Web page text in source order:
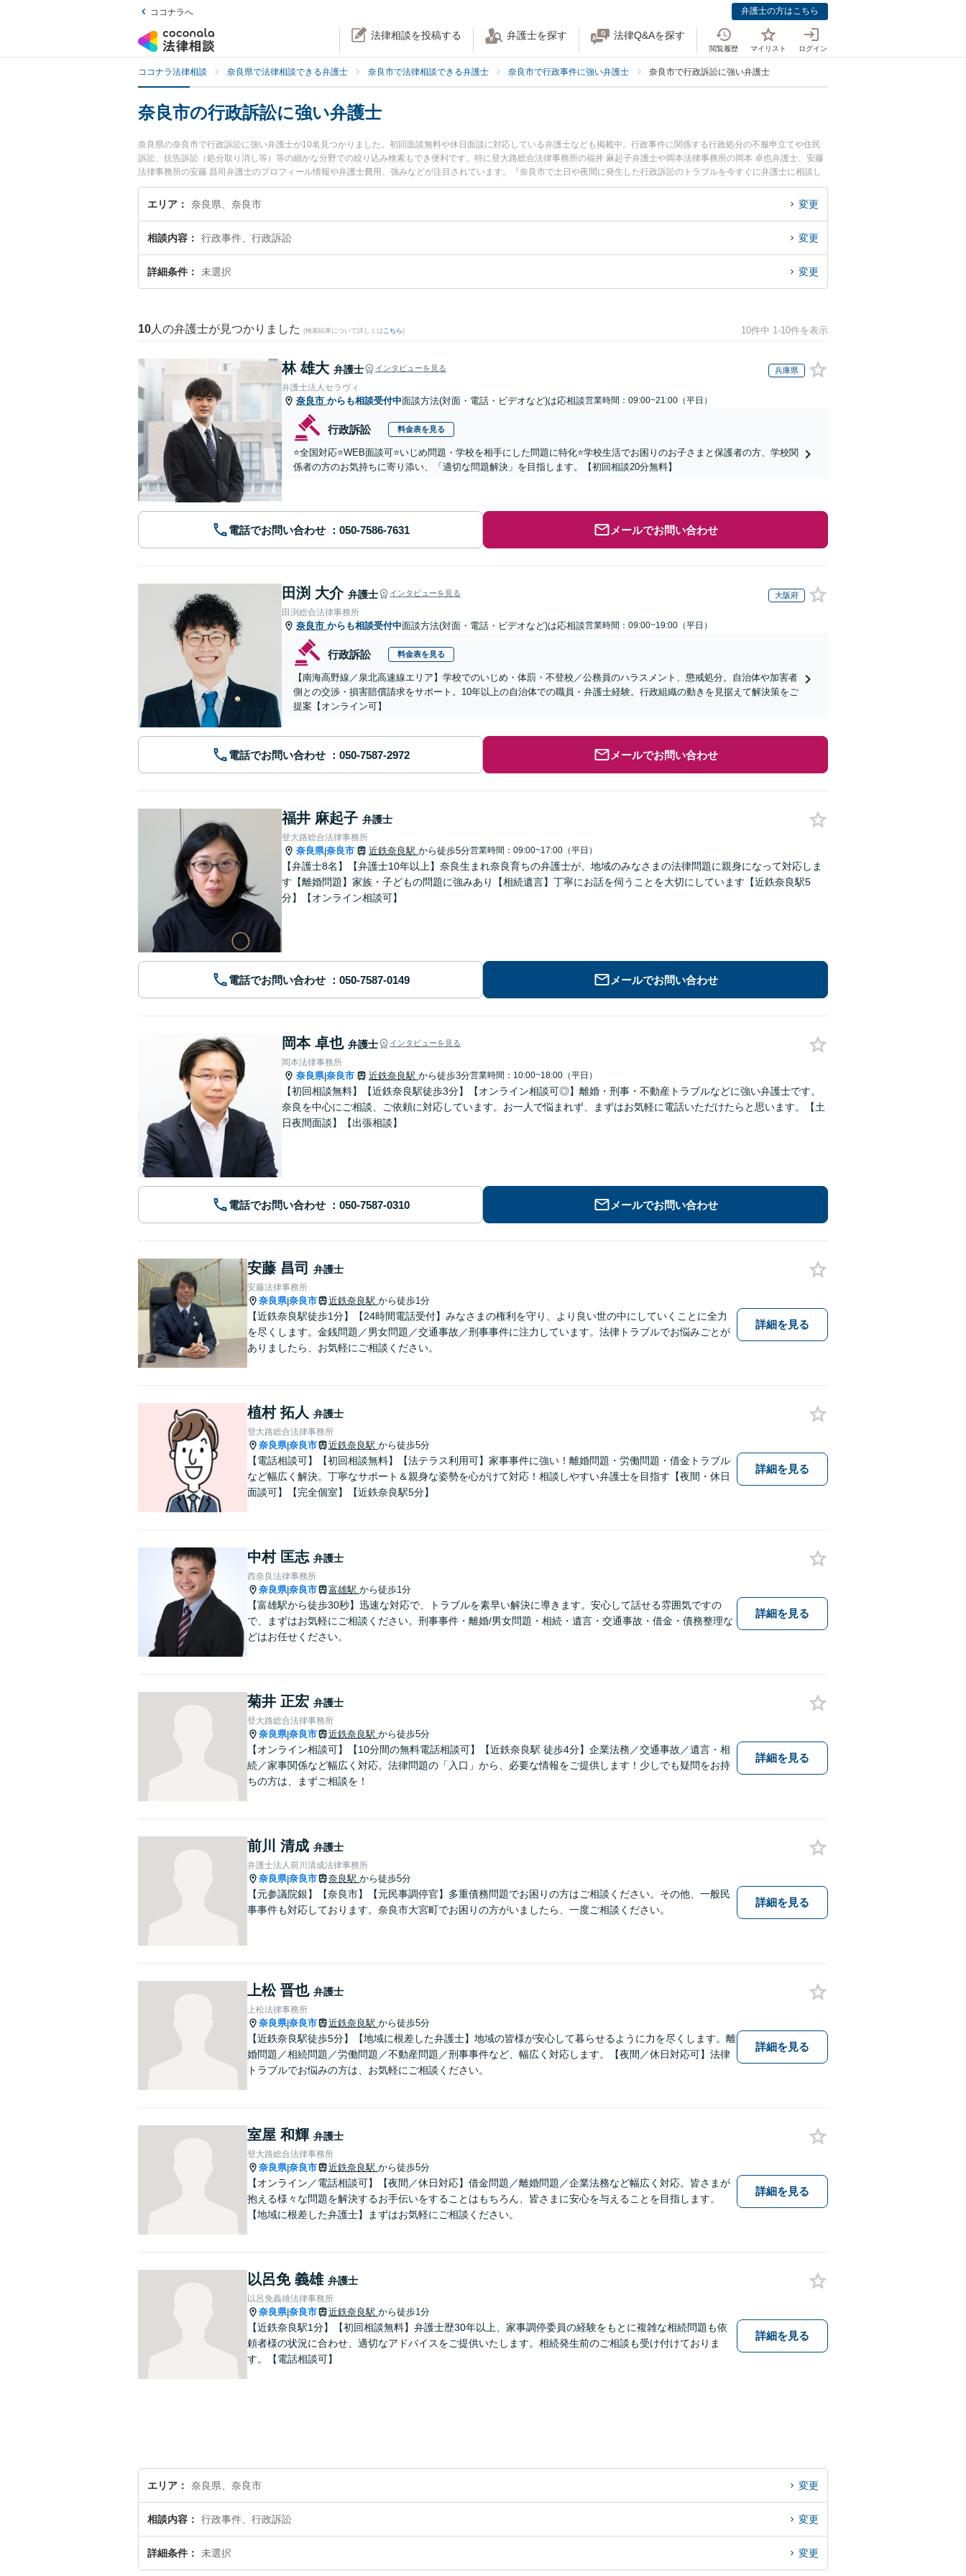
ココナラへ 弁護士の方はこちら
法律相談を投稿する 弁護士を探す 法律Q&Aを探す
閲覧履歴 マイリスト ログイン
ココナラ法律相談 奈良県で法律相談できる弁護士 奈良市で法律相談できる弁護士 奈良市で行政事件に強い弁護士 奈良市で行政訴訟に強い弁護士
奈良市の行政訴訟に強い弁護士
奈良県の奈良市で行政訴訟に強い弁護士が10名見つかりました。初回面談無料や休日面談に対応している弁護士なども掲載中。行政事件に関係する行政処分の不服申立てや住民
訴訟、抗告訴訟（処分取り消し等）等の細かな分野での絞り込み検索もでき便利です。特に登大路総合法律事務所の福井 麻起子弁護士や岡本法律事務所の岡本 卓也弁護士、安藤
法律事務所の安藤 昌司弁護士のプロフィール情報や弁護士費用、強みなどが注目されています。『奈良市で土日や夜間に発生した行政訴訟のトラブルを今すぐに弁護士に相談し
たい』『行政訴訟のトラブル解決の実績豊富な近くの弁護士を検索したい』『初回相談無料で行政訴訟を法律相談できる奈良市内の弁護士に相談予約したい』などでお困りの相談
者さんにおすすめです。
エリア 奈良県、奈良市 変更
相談内容 行政事件、行政訴訟 変更
詳細条件 未選択 変更
10 人の弁護士が見つかりました (検索結果について詳しくは こちら) 10件中 1-10件を表示
林 雄大 弁護士 インタビューを見る 兵庫県
弁護士法人セラヴィ
奈良市 からも相談受付中面談方法(対面・電話・ビデオなど)は応相談営業時間：09:00~21:00（平日）
行政訴訟 料金表を見る
⭐️全国対応⭐️WEB面談可⭐️いじめ問題・学校を相手にした問題に特化⭐️学校生活でお困りのお子さまと保護者の方、学校関
係者の方のお気持ちに寄り添い、「適切な問題解決」を目指します。【初回相談20分無料】
電話でお問い合わせ メールでお問い合わせ
田渕 大介 弁護士 インタビューを見る 大阪府
田渕総合法律事務所
奈良市 からも相談受付中面談方法(対面・電話・ビデオなど)は応相談営業時間：09:00~19:00（平日）
行政訴訟 料金表を見る
【南海高野線／泉北高速線エリア】学校でのいじめ・体罰・不登校／公務員のハラスメント、懲戒処分。自治体や加害者
側との交渉・損害賠償請求をサポート。10年以上の自治体での職員・弁護士経験。行政組織の動きを見据えて解決策をご
提案【オンライン可】
電話でお問い合わせ メールでお問い合わせ
福井 麻起子 弁護士
登大路総合法律事務所
奈良県|奈良市 近鉄奈良駅 から徒歩5分営業時間：09:00~17:00（平日）
【弁護士8名】【弁護士10年以上】奈良生まれ奈良育ちの弁護士が、地域のみなさまの法律問題に親身になって対応しま
す【離婚問題】家族・子どもの問題に強みあり【相続遺言】丁寧にお話を伺うことを大切にしています【近鉄奈良駅5
分】【オンライン相談可】
電話でお問い合わせ メールでお問い合わせ
岡本 卓也 弁護士 インタビューを見る
岡本法律事務所
奈良県|奈良市 近鉄奈良駅 から徒歩3分営業時間：10:00~18:00（平日）
【初回相談無料】【近鉄奈良駅徒歩3分】【オンライン相談可◎】離婚・刑事・不動産トラブルなどに強い弁護士です。
奈良を中心にご相談、ご依頼に対応しています。お一人で悩まれず、まずはお気軽に電話いただけたらと思います。【土
日夜間面談】【出張相談】
電話でお問い合わせ メールでお問い合わせ
安藤 昌司 弁護士
安藤法律事務所
奈良県|奈良市 近鉄奈良駅 から徒歩1分
【近鉄奈良駅徒歩1分】【24時間電話受付】みなさまの権利を守り、より良い世の中にしていくことに全力
を尽くします。金銭問題／男女問題／交通事故／刑事事件に注力しています。法律トラブルでお悩みごとが
ありましたら、お気軽にご相談ください。
詳細を見る
植村 拓人 弁護士
登大路総合法律事務所
奈良県|奈良市 近鉄奈良駅 から徒歩5分
【電話相談可】【初回相談無料】【法テラス利用可】家事事件に強い！離婚問題・労働問題・借金トラブル
など幅広く解決。丁寧なサポート＆親身な姿勢を心がけて対応！相談しやすい弁護士を目指す【夜間・休日
面談可】【完全個室】【近鉄奈良駅5分】
詳細を見る
中村 匡志 弁護士
西奈良法律事務所
奈良県|奈良市 富雄駅 から徒歩1分
【富雄駅から徒歩30秒】迅速な対応で、トラブルを素早い解決に導きます。安心して話せる雰囲気ですの
で、まずはお気軽にご相談ください。刑事事件・離婚/男女問題・相続・遺言・交通事故・借金・債務整理な
どはお任せください。
詳細を見る
菊井 正宏 弁護士
登大路総合法律事務所
奈良県|奈良市 近鉄奈良駅 から徒歩5分
【オンライン相談可】【10分間の無料電話相談可】【近鉄奈良駅 徒歩4分】企業法務／交通事故／遺言・相
続／家事関係など幅広く対応。法律問題の「入口」から、必要な情報をご提供します！少しでも疑問をお持
ちの方は、まずご相談を！
詳細を見る
前川 清成 弁護士
弁護士法人前川清成法律事務所
奈良県|奈良市 奈良駅 から徒歩5分
【元参議院銀】【奈良市】【元民事調停官】多重債務問題でお困りの方はご相談ください。その他、一般民
事事件も対応しております。奈良市大宮町でお困りの方がいましたら、一度ご相談ください。
詳細を見る
上松 晋也 弁護士
上松法律事務所
奈良県|奈良市 近鉄奈良駅 から徒歩5分
【近鉄奈良駅徒歩5分】【地域に根差した弁護士】地域の皆様が安心して暮らせるように力を尽くします。離
婚問題／相続問題／労働問題／不動産問題／刑事事件など、幅広く対応します。【夜間／休日対応可】法律
トラブルでお悩みの方は、お気軽にご相談ください。
詳細を見る
室屋 和輝 弁護士
登大路総合法律事務所
奈良県|奈良市 近鉄奈良駅 から徒歩5分
【オンライン／電話相談可】【夜間／休日対応】借金問題／離婚問題／企業法務など幅広く対応。皆さまが
抱える様々な問題を解決するお手伝いをすることはもちろん、皆さまに安心を与えることを目指します。
【地域に根差した弁護士】まずはお気軽にご相談ください。
詳細を見る
以呂免 義雄 弁護士
以呂免義雄法律事務所
奈良県|奈良市 近鉄奈良駅 から徒歩1分
【近鉄奈良駅1分】【初回相談無料】弁護士歴30年以上、家事調停委員の経験をもとに複雑な相続問題も依
頼者様の状況に合わせ、適切なアドバイスをご提供いたします。相続発生前のご相談も受け付けておりま
す。【電話相談可】
詳細を見る
エリア 奈良県、奈良市 変更
相談内容 行政事件、行政訴訟 変更
詳細条件 未選択 変更